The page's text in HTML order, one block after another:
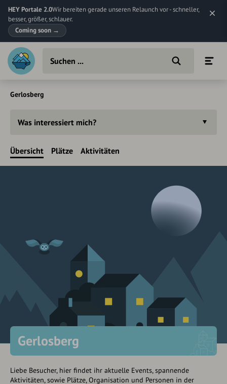
HEY Portale 2.0Wir bereiten gerade unseren Relaunch vor - schneller,
besser, größer, schlauer.
Coming soon →
Gerlosberg
Was interessiert mich?
Übersicht Plätze Aktivitäten
Gerlosberg
Liebe Besucher, hier findet ihr aktuelle Events, spannende
Aktivitäten, sowie Plätze, Organisation und Personen in der